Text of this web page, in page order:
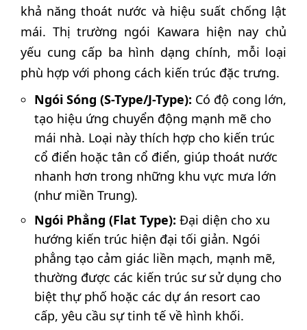
khả năng thoát nước và hiệu suất chống lật
mái. Thị trường ngói Kawara hiện nay chủ
yếu cung cấp ba hình dạng chính, mỗi loại
phù hợp với phong cách kiến trúc đặc trưng.
Ngói Sóng (S-Type/J-Type): Có độ cong lớn,
tạo hiệu ứng chuyển động mạnh mẽ cho
mái nhà. Loại này thích hợp cho kiến trúc
cổ điển hoặc tân cổ điển, giúp thoát nước
nhanh hơn trong những khu vực mưa lớn
(như miền Trung).
Ngói Phẳng (Flat Type): Đại diện cho xu
hướng kiến trúc hiện đại tối giản. Ngói
phẳng tạo cảm giác liền mạch, mạnh mẽ,
thường được các kiến trúc sư sử dụng cho
biệt thự phố hoặc các dự án resort cao
cấp, yêu cầu sự tinh tế về hình khối.